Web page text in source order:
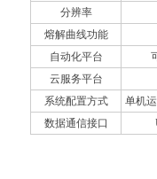
分辨率
熔解曲线功能
自动化平台
云服务平台
系统配置方式
单机
数据通信接口